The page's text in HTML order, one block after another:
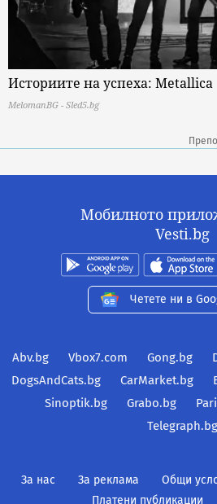
Историите на успеха: Metallica
MelomanBG - Sled5.bg
Мобилното
Vesti.bg
Четете ни в
Abv.bg Vbox7.com Gong.bg
DogsAndCats.bg
CarMarket.bg
Sinoptik.bg
Grabo.bg
Telegraph.bg
За нас За реклама Общи
Платени публикации